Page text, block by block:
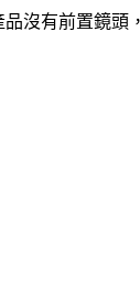
沒有前置鏡頭